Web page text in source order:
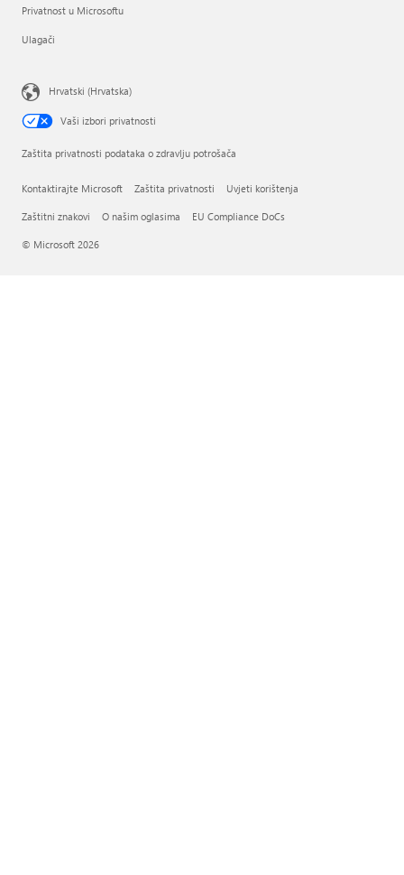
Privatnost u Microsoftu
Ulagači
Hrvatski (Hrvatska)
Vaši izbori privatnosti
Zaštita privatnosti podataka o zdravlju potrošača
Kontaktirajte Microsoft Zaštita privatnosti Uvjeti korištenja
Zaštitni znakovi O našim oglasima EU Compliance DoCs
© Microsoft 2026